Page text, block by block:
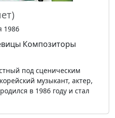
1986
Композиторы
под сценическим
музыкант, актер,
в 1986 году и стал